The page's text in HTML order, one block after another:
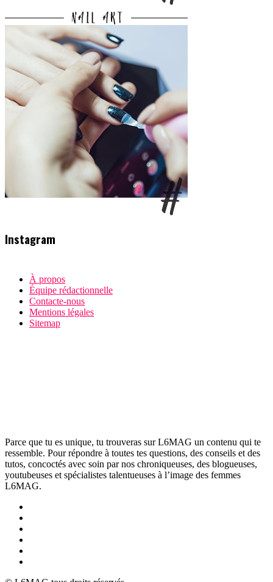
Instagram
À propos
Équipe rédactionnelle
Contacte-nous
Mentions légales
Sitemap
Parce que tu es unique, tu trouveras sur L6MAG un contenu qui te
ressemble. Pour répondre à toutes tes questions, des conseils et des
tutos, concoctés avec soin par nos chroniqueuses, des blogueuses,
youtubeuses et spécialistes talentueuses à l’image des femmes
L6MAG.